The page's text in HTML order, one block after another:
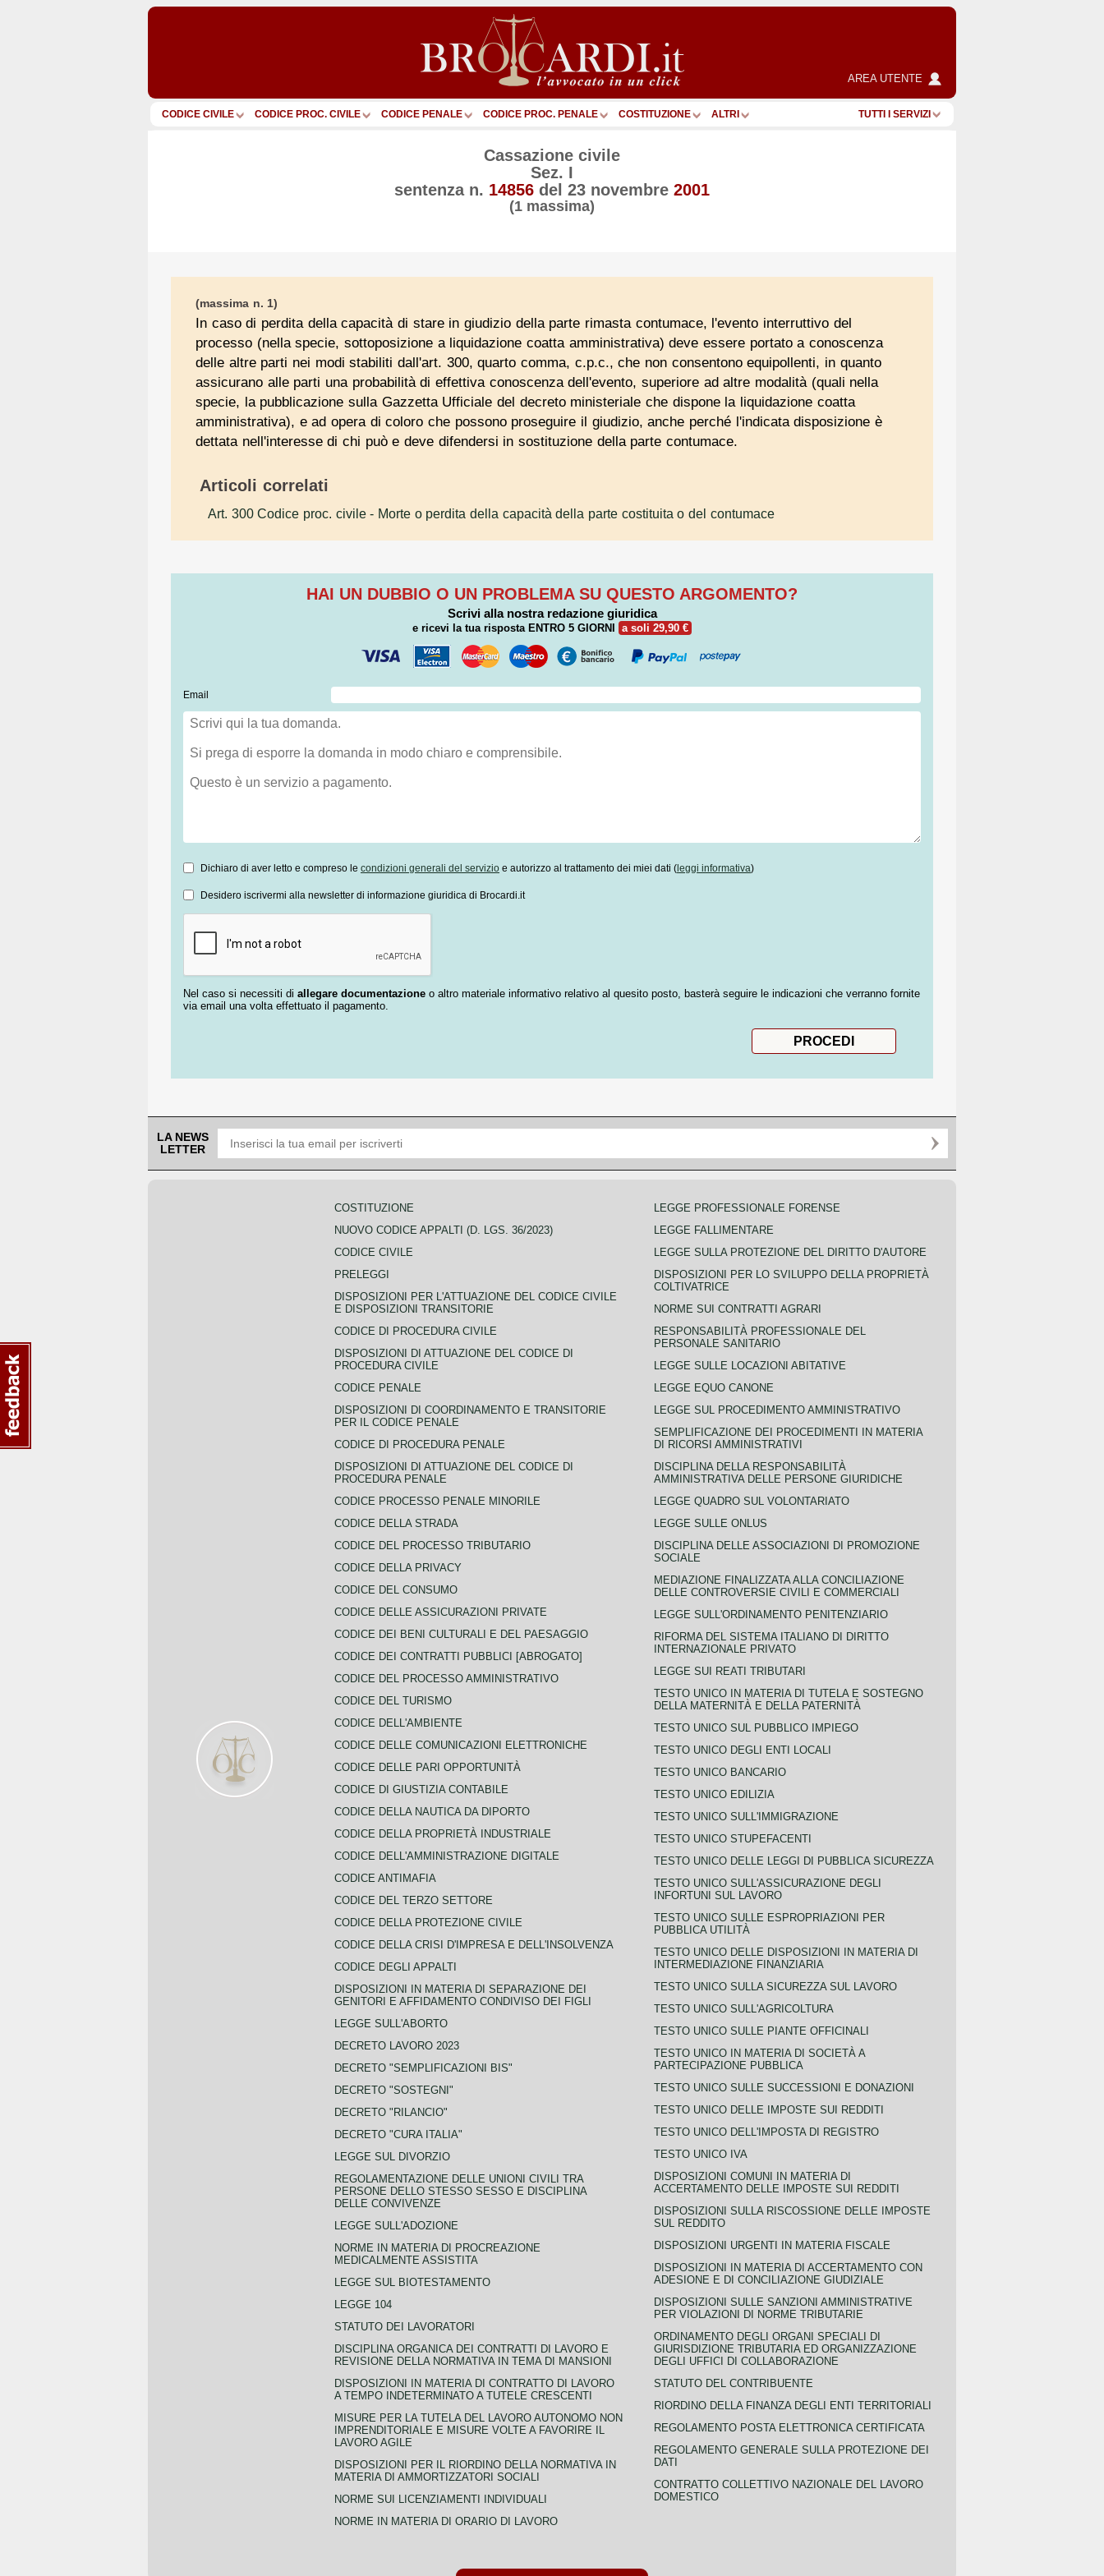
AREA UTENTE
CODICE CIVILE CODICE PROC. CIVILE CODICE PENALE CODICE PROC. PENALE COSTITUZIONE ALTRI TUTTI I SERVIZI
Cassazione civile
Sez. I
sentenza n. 14856 del 23 novembre 2001
(1 massima)
(massima n. 1)
In caso di perdita della capacità di stare in giudizio della parte rimasta contumace, l'evento interruttivo del
processo (nella specie, sottoposizione a liquidazione coatta amministrativa) deve essere portato a conoscenza
delle altre parti nei modi stabiliti dall'art. 300, quarto comma, c.p.c., che non consentono equipollenti, in quanto
assicurano alle parti una probabilità di effettiva conoscenza dell'evento, superiore ad altre modalità (quali nella
specie, la pubblicazione sulla Gazzetta Ufficiale del decreto ministeriale che dispone la liquidazione coatta
amministrativa), e ad opera di coloro che possono proseguire il giudizio, anche perché l'indicata disposizione è
dettata nell'interesse di chi può e deve difendersi in sostituzione della parte contumace.
Articoli correlati
Art. 300 Codice proc. civile- Morte o perdita della capacità della parte costituita o del contumace
HAI UN DUBBIO O UN PROBLEMA SU QUESTO ARGOMENTO?
Scrivi alla nostra redazione giuridica
e ricevi la tua risposta ENTRO 5 GIORNI a soli 29,90 €
Email
Dichiaro di aver letto e compreso le condizioni generali del servizio e autorizzo al trattamento dei miei dati ( leggi informativa)
Desidero iscrivermi alla newsletter di informazione giuridica di Brocardi.it
Nel caso si necessiti di allegare documentazione o altro materiale informativo relativo al quesito posto, basterà seguire le indicazioni che verranno fornite
via email una volta effettuato il pagamento.
LA NEWS
LETTER
COSTITUZIONE
NUOVO CODICE APPALTI (D. LGS. 36/2023)
CODICE CIVILE
PRELEGGI
DISPOSIZIONI PER L'ATTUAZIONE DEL CODICE CIVILE
E DISPOSIZIONI TRANSITORIE
CODICE DI PROCEDURA CIVILE
DISPOSIZIONI DI ATTUAZIONE DEL CODICE DI
PROCEDURA CIVILE
CODICE PENALE
DISPOSIZIONI DI COORDINAMENTO E TRANSITORIE
PER IL CODICE PENALE
CODICE DI PROCEDURA PENALE
DISPOSIZIONI DI ATTUAZIONE DEL CODICE DI
PROCEDURA PENALE
CODICE PROCESSO PENALE MINORILE
CODICE DELLA STRADA
CODICE DEL PROCESSO TRIBUTARIO
CODICE DELLA PRIVACY
CODICE DEL CONSUMO
CODICE DELLE ASSICURAZIONI PRIVATE
CODICE DEI BENI CULTURALI E DEL PAESAGGIO
CODICE DEI CONTRATTI PUBBLICI [ABROGATO]
CODICE DEL PROCESSO AMMINISTRATIVO
CODICE DEL TURISMO
CODICE DELL'AMBIENTE
CODICE DELLE COMUNICAZIONI ELETTRONICHE
CODICE DELLE PARI OPPORTUNITÀ
CODICE DI GIUSTIZIA CONTABILE
CODICE DELLA NAUTICA DA DIPORTO
CODICE DELLA PROPRIETÀ INDUSTRIALE
CODICE DELL'AMMINISTRAZIONE DIGITALE
CODICE ANTIMAFIA
CODICE DEL TERZO SETTORE
CODICE DELLA PROTEZIONE CIVILE
CODICE DELLA CRISI D'IMPRESA E DELL'INSOLVENZA
CODICE DEGLI APPALTI
DISPOSIZIONI IN MATERIA DI SEPARAZIONE DEI
GENITORI E AFFIDAMENTO CONDIVISO DEI FIGLI
LEGGE SULL'ABORTO
DECRETO LAVORO 2023
DECRETO "SEMPLIFICAZIONI BIS"
DECRETO "SOSTEGNI"
DECRETO "RILANCIO"
DECRETO "CURA ITALIA"
LEGGE SUL DIVORZIO
REGOLAMENTAZIONE DELLE UNIONI CIVILI TRA
PERSONE DELLO STESSO SESSO E DISCIPLINA
DELLE CONVIVENZE
LEGGE SULL'ADOZIONE
NORME IN MATERIA DI PROCREAZIONE
MEDICALMENTE ASSISTITA
LEGGE SUL BIOTESTAMENTO
LEGGE 104
STATUTO DEI LAVORATORI
DISCIPLINA ORGANICA DEI CONTRATTI DI LAVORO E
REVISIONE DELLA NORMATIVA IN TEMA DI MANSIONI
DISPOSIZIONI IN MATERIA DI CONTRATTO DI LAVORO
A TEMPO INDETERMINATO A TUTELE CRESCENTI
MISURE PER LA TUTELA DEL LAVORO AUTONOMO NON
IMPRENDITORIALE E MISURE VOLTE A FAVORIRE IL
LAVORO AGILE
DISPOSIZIONI PER IL RIORDINO DELLA NORMATIVA IN
MATERIA DI AMMORTIZZATORI SOCIALI
NORME SUI LICENZIAMENTI INDIVIDUALI
NORME IN MATERIA DI ORARIO DI LAVORO
LEGGE PROFESSIONALE FORENSE
LEGGE FALLIMENTARE
LEGGE SULLA PROTEZIONE DEL DIRITTO D'AUTORE
DISPOSIZIONI PER LO SVILUPPO DELLA PROPRIETÀ
COLTIVATRICE
NORME SUI CONTRATTI AGRARI
RESPONSABILITÀ PROFESSIONALE DEL
PERSONALE SANITARIO
LEGGE SULLE LOCAZIONI ABITATIVE
LEGGE EQUO CANONE
LEGGE SUL PROCEDIMENTO AMMINISTRATIVO
SEMPLIFICAZIONE DEI PROCEDIMENTI IN MATERIA
DI RICORSI AMMINISTRATIVI
DISCIPLINA DELLA RESPONSABILITÀ
AMMINISTRATIVA DELLE PERSONE GIURIDICHE
LEGGE QUADRO SUL VOLONTARIATO
LEGGE SULLE ONLUS
DISCIPLINA DELLE ASSOCIAZIONI DI PROMOZIONE
SOCIALE
MEDIAZIONE FINALIZZATA ALLA CONCILIAZIONE
DELLE CONTROVERSIE CIVILI E COMMERCIALI
LEGGE SULL'ORDINAMENTO PENITENZIARIO
RIFORMA DEL SISTEMA ITALIANO DI DIRITTO
INTERNAZIONALE PRIVATO
LEGGE SUI REATI TRIBUTARI
TESTO UNICO IN MATERIA DI TUTELA E SOSTEGNO
DELLA MATERNITÀ E DELLA PATERNITÀ
TESTO UNICO SUL PUBBLICO IMPIEGO
TESTO UNICO DEGLI ENTI LOCALI
TESTO UNICO BANCARIO
TESTO UNICO EDILIZIA
TESTO UNICO SULL'IMMIGRAZIONE
TESTO UNICO STUPEFACENTI
TESTO UNICO DELLE LEGGI DI PUBBLICA SICUREZZA
TESTO UNICO SULL'ASSICURAZIONE DEGLI
INFORTUNI SUL LAVORO
TESTO UNICO SULLE ESPROPRIAZIONI PER
PUBBLICA UTILITÀ
TESTO UNICO DELLE DISPOSIZIONI IN MATERIA DI
INTERMEDIAZIONE FINANZIARIA
TESTO UNICO SULLA SICUREZZA SUL LAVORO
TESTO UNICO SULL'AGRICOLTURA
TESTO UNICO SULLE PIANTE OFFICINALI
TESTO UNICO IN MATERIA DI SOCIETÀ A
PARTECIPAZIONE PUBBLICA
TESTO UNICO SULLE SUCCESSIONI E DONAZIONI
TESTO UNICO DELLE IMPOSTE SUI REDDITI
TESTO UNICO DELL'IMPOSTA DI REGISTRO
TESTO UNICO IVA
DISPOSIZIONI COMUNI IN MATERIA DI
ACCERTAMENTO DELLE IMPOSTE SUI REDDITI
DISPOSIZIONI SULLA RISCOSSIONE DELLE IMPOSTE
SUL REDDITO
DISPOSIZIONI URGENTI IN MATERIA FISCALE
DISPOSIZIONI IN MATERIA DI ACCERTAMENTO CON
ADESIONE E DI CONCILIAZIONE GIUDIZIALE
DISPOSIZIONI SULLE SANZIONI AMMINISTRATIVE
PER VIOLAZIONI DI NORME TRIBUTARIE
ORDINAMENTO DEGLI ORGANI SPECIALI DI
GIURISDIZIONE TRIBUTARIA ED ORGANIZZAZIONE
DEGLI UFFICI DI COLLABORAZIONE
STATUTO DEL CONTRIBUENTE
RIORDINO DELLA FINANZA DEGLI ENTI TERRITORIALI
REGOLAMENTO POSTA ELETTRONICA CERTIFICATA
REGOLAMENTO GENERALE SULLA PROTEZIONE DEI
DATI
CONTRATTO COLLETTIVO NAZIONALE DEL LAVORO
DOMESTICO